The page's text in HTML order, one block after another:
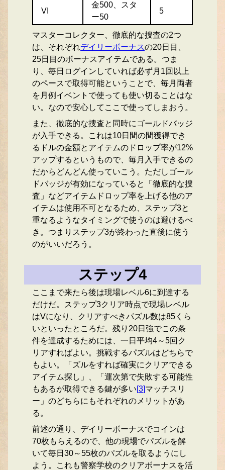
VI
金500、スタ
ー50
5
マスターコレクター、徹底的な捜査の2つ
は、それぞれデイリーボーナスの20日目、
25日目のボーナスアイテムである。つま
り、毎日ログインしていれば必ず月1回以上
のペースで取得可能ということで、毎月両者
を月例イベントで使っても使い切ることはな
い。なので安心してここで使ってしまおう。
また、徹底的な捜査と同時にゴールドバッジ
が入手できる。これは10日間の間獲得でき
るドルの金額とアイテムのドロップ率が12%
アップするというもので、毎月入手できるの
だからどんどん使っていこう。ただしゴール
ドバッジが有効になっていると「徹底的な捜
査」などアイテムドロップ率を上げる他のア
イテムは使用不可となるため、ステップ3と
重なるようなタイミングで使うのは避けるべ
き。つまりステップ3が終わった直後に使う
のがいいだろう。
ステップ4
ここまで来たら後は現場レベル6に到達する
だけだ。ステップ3クリア時点で現場レベル
はVになり、クリアすべきパズル数は85くら
いといったところだ。残り20日強でこの条
件を達成するためには、一日平均4～5回ク
リアすればよい。挑戦するパズルはどちらで
もよい。「ズルをすれば確実にクリアできる
アイテム探し」、「運次第で失敗する可能性
もあるが取得できる鍵が多い[3]マッチスリ
ー」のどちらにもそれぞれのメリットがあ
る。
前述の通り、デイリーボーナスでコインは
70枚もらえるので、他の現場でパズルを解
いて毎日30～55枚のパズルを取るようにし
よう。これも警察学校のクリアボーナスを活